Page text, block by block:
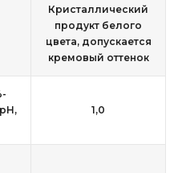
Кристаллический
продукт белого
цвета, допускается
кремовый оттенок
1,0